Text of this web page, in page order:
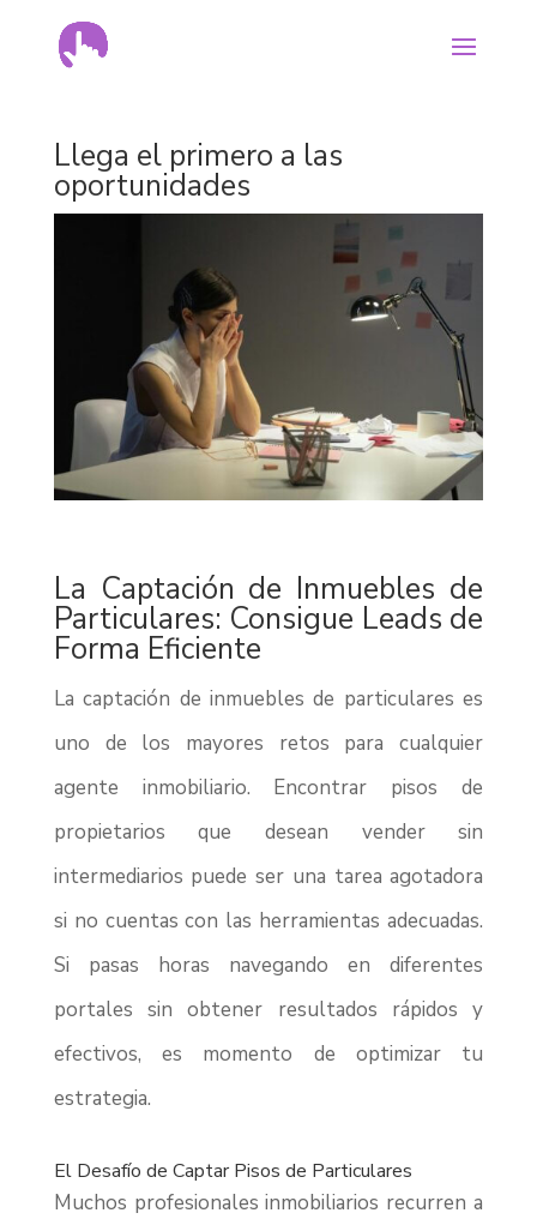
Llega el primero a las
oportunidades
La Captación de Inmuebles de
Particulares: Consigue Leads de
Forma Eficiente
La captación de inmuebles de particulares es
uno de los mayores retos para cualquier
agente inmobiliario. Encontrar pisos de
propietarios que desean vender sin
intermediarios puede ser una tarea agotadora
si no cuentas con las herramientas adecuadas.
Si pasas horas navegando en diferentes
portales sin obtener resultados rápidos y
efectivos, es momento de optimizar tu
estrategia.
El Desafío de Captar Pisos de Particulares
Muchos profesionales inmobiliarios recurren a